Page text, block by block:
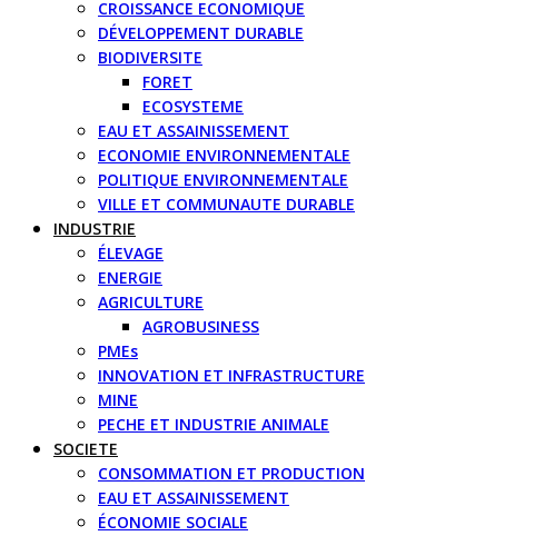
CROISSANCE ECONOMIQUE
DÉVELOPPEMENT DURABLE
BIODIVERSITE
FORET
ECOSYSTEME
EAU ET ASSAINISSEMENT
ECONOMIE ENVIRONNEMENTALE
POLITIQUE ENVIRONNEMENTALE
VILLE ET COMMUNAUTE DURABLE
INDUSTRIE
ÉLEVAGE
ENERGIE
AGRICULTURE
AGROBUSINESS
PMEs
INNOVATION ET INFRASTRUCTURE
MINE
PECHE ET INDUSTRIE ANIMALE
SOCIETE
CONSOMMATION ET PRODUCTION
EAU ET ASSAINISSEMENT
ÉCONOMIE SOCIALE